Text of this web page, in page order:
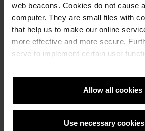
web beacons. Cookies do not cause
computer. They are small files with
that help us to make our online
more effective and more secure.
serve to implement certain user
Allow all cookies
Use necessary
Tondach glineni crepovi
Za mnoge ljude, krov znači osjećaj